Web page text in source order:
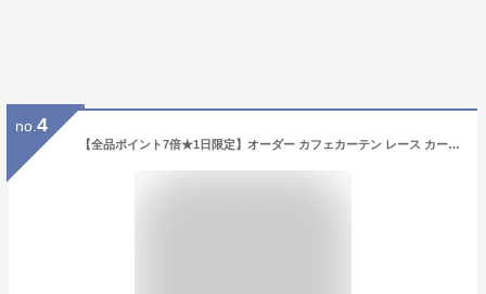
no. 4
【全品ポイント7倍★1日限定】オーダー カフェカーテン レース カーテン レースカーテン UVカット ミラーレース かわいい おしゃれ 北欧 小窓 出窓 洗濯可 1枚 突っ張り棒 小さい窓 窓 小さめ 片開き つっぱり ロング丈 レースカフェカーテン1枚 オーダー